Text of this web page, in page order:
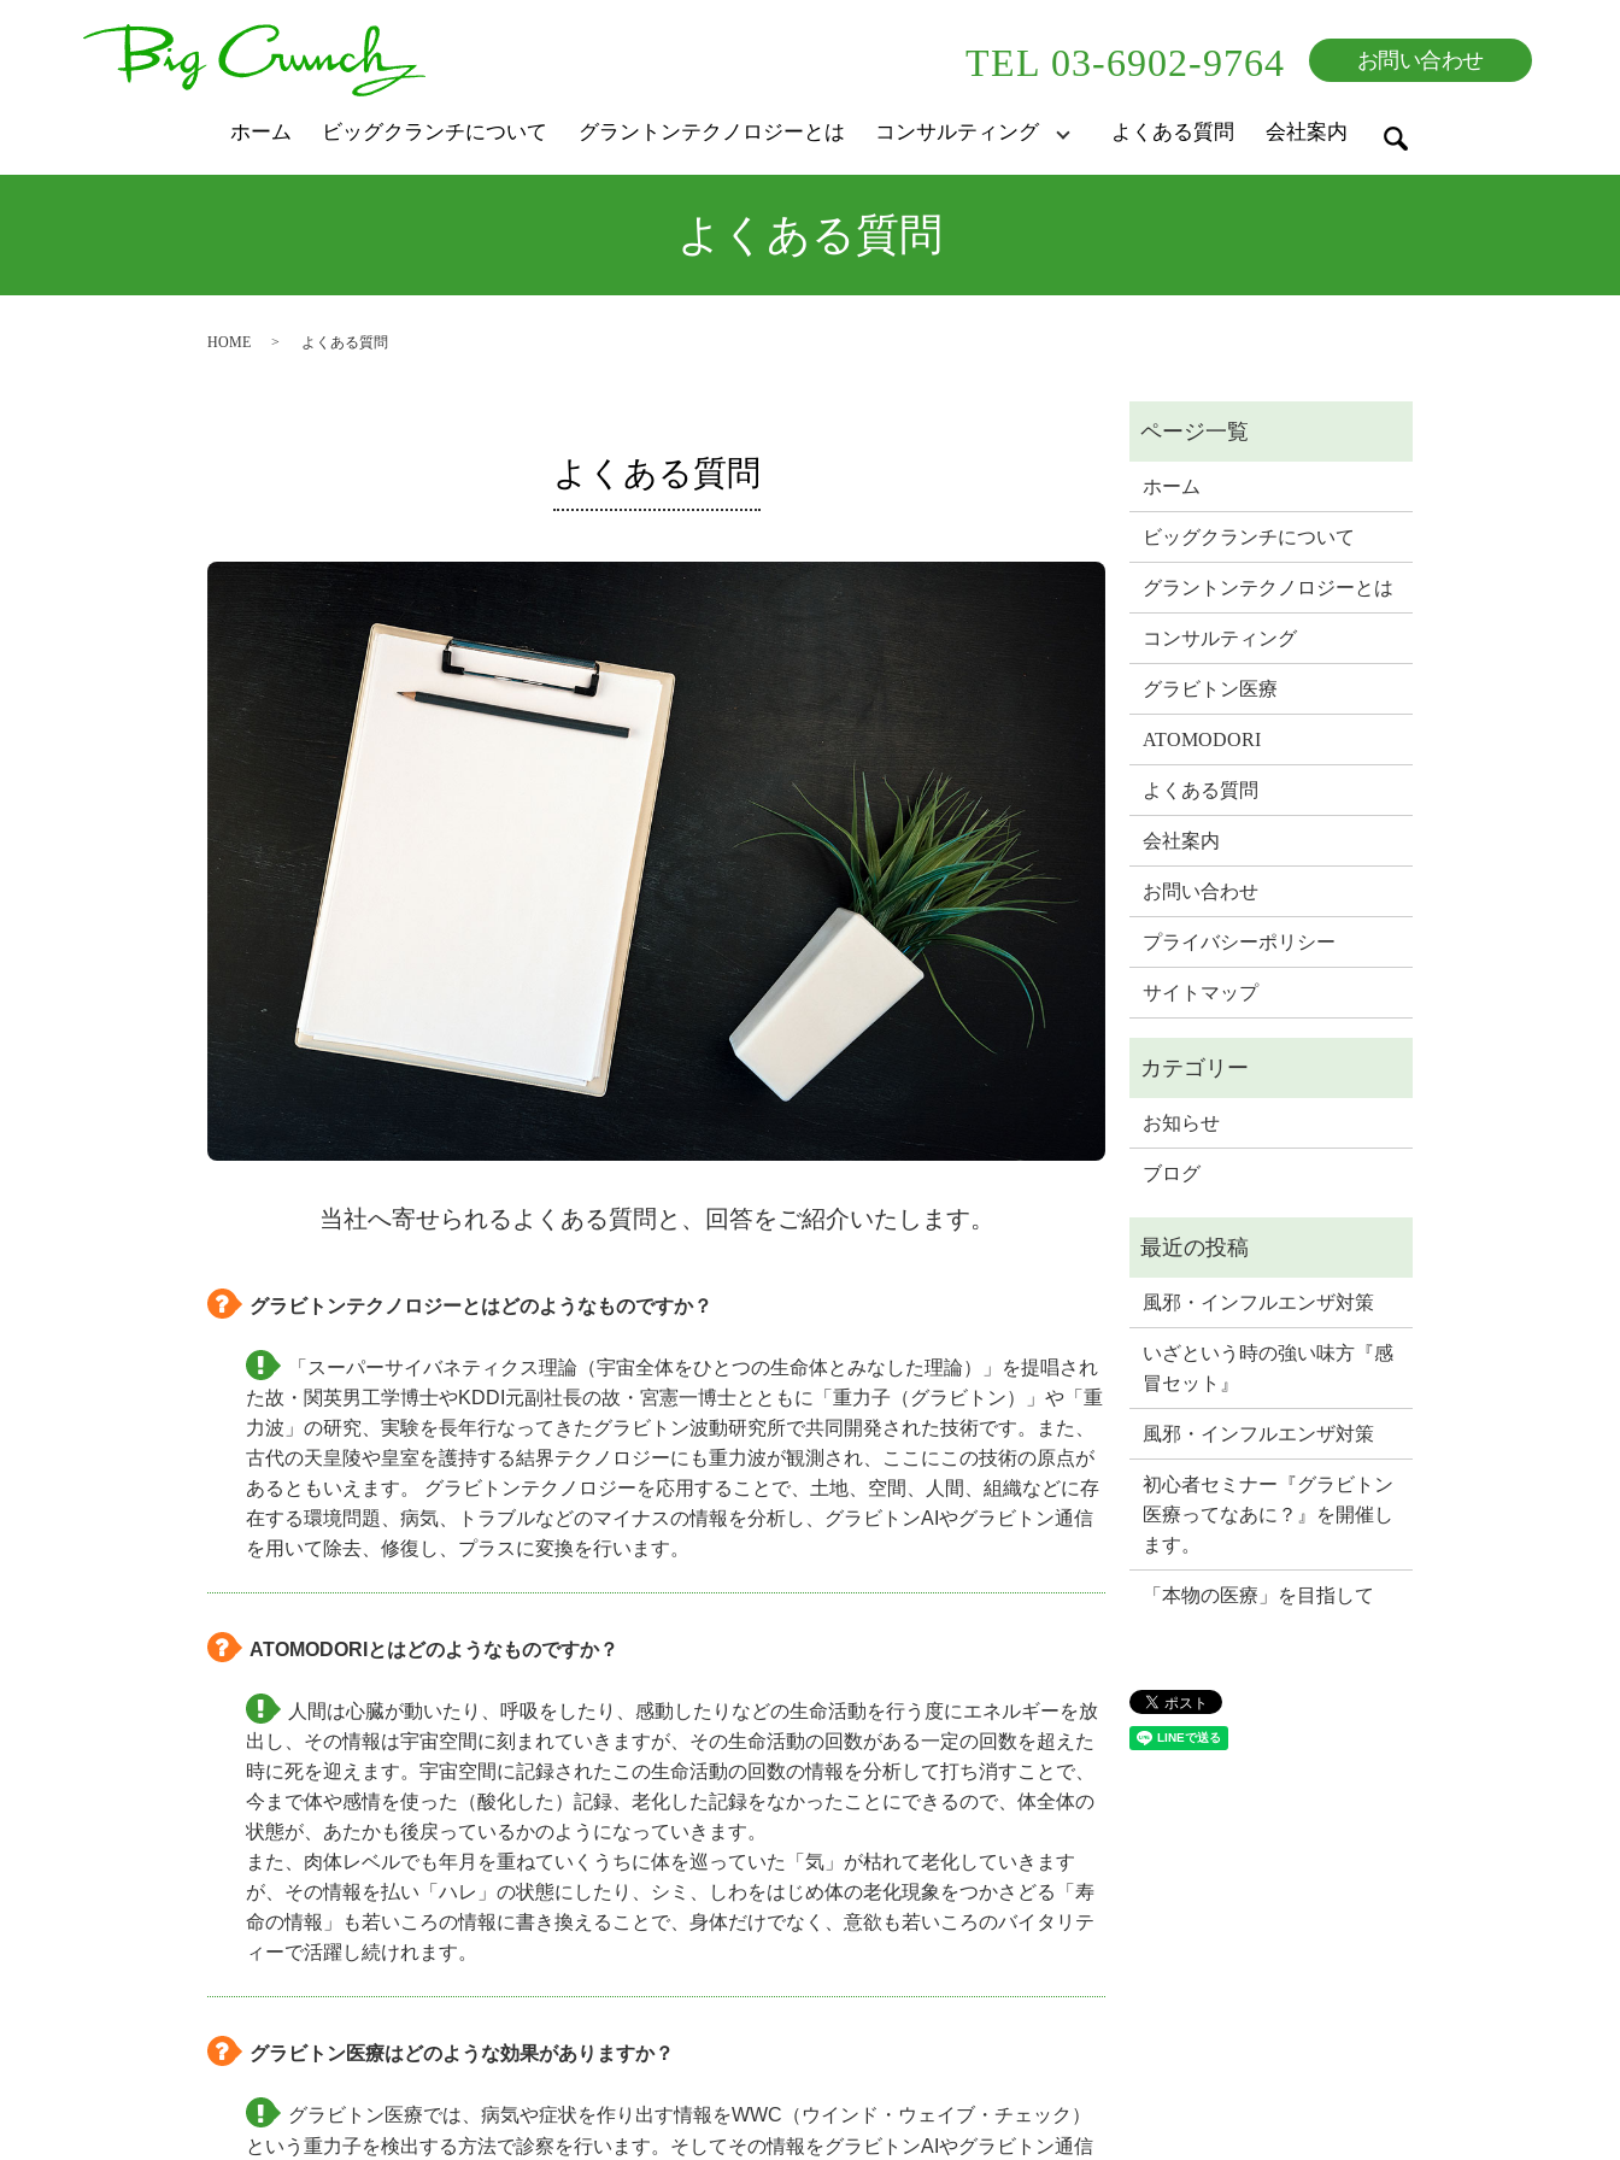
TEL 03-6902-9764 お問い合わせ
ホーム ビッグクランチについて グラントンテクノロジーとは コンサルティング よくある質問 会社案内
よくある質問
HOME よくある質問
よくある質問
当社へ寄せられるよくある質問と、回答をご紹介いたします。
グラビトンテクノロジーとはどのようなものですか？
「スーパーサイバネティクス理論（宇宙全体をひとつの生命体とみなした理論）」を提唱され
た故・関英男工学博士やKDDI元副社長の故・宮憲一博士とともに「重力子（グラビトン）」や「重
力波」の研究、実験を長年行なってきたグラビトン波動研究所で共同開発された技術です。また、
古代の天皇陵や皇室を護持する結界テクノロジーにも重力波が観測され、ここにこの技術の原点が
あるともいえます。 グラビトンテクノロジーを応用することで、土地、空間、人間、組織などに存
在する環境問題、病気、トラブルなどのマイナスの情報を分析し、グラビトンAIやグラビトン通信
を用いて除去、修復し、プラスに変換を行います。
ATOMODORIとはどのようなものですか？
人間は心臓が動いたり、呼吸をしたり、感動したりなどの生命活動を行う度にエネルギーを放
出し、その情報は宇宙空間に刻まれていきますが、その生命活動の回数がある一定の回数を超えた
時に死を迎えます。宇宙空間に記録されたこの生命活動の回数の情報を分析して打ち消すことで、
今まで体や感情を使った（酸化した）記録、老化した記録をなかったことにできるので、体全体の
状態が、あたかも後戻っているかのようになっていきます。
また、肉体レベルでも年月を重ねていくうちに体を巡っていた「気」が枯れて老化していきます
が、その情報を払い「ハレ」の状態にしたり、シミ、しわをはじめ体の老化現象をつかさどる「寿
命の情報」も若いころの情報に書き換えることで、身体だけでなく、意欲も若いころのバイタリテ
ィーで活躍し続けれます。
グラビトン医療はどのような効果がありますか？
グラビトン医療では、病気や症状を作り出す情報をWWC（ウインド・ウェイブ・チェック）
という重力子を検出する方法で診察を行います。そしてその情報をグラビトンAIやグラビトン通信
ホーム
ビッグクランチについて
グラントンテクノロジーとは
コンサルティング
グラビトン医療
ATOMODORI
よくある質問
会社案内
お問い合わせ
プライバシーポリシー
サイトマップ
お知らせ
ブログ
風邪・インフルエンザ対策
いざという時の強い味方『感
冒セット』
風邪・インフルエンザ対策
初心者セミナー『グラビトン
医療ってなあに？』を開催し
ます。
「本物の医療」を目指して